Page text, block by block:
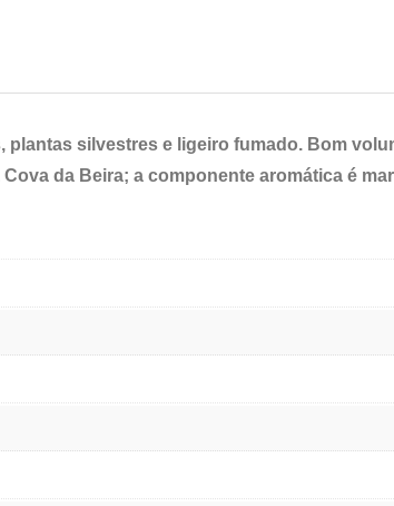
plantas silvestres e ligeiro fumado. Bom
Cova da Beira; a componente aromática é